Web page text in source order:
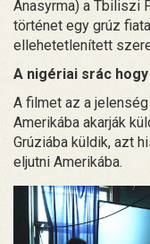
Anasyrma) a Tbiliszi
történet egy grúz
ellehetetlenített
A nigériai srác
A filmet az a
Amerikába akarják
Grúziába küldik, azt
eljutni Amerikába.